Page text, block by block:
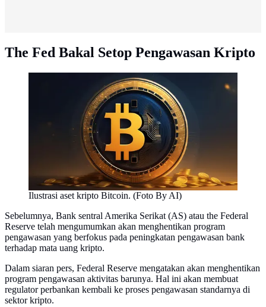
The Fed Bakal Setop Pengawasan Kripto
Ilustrasi aset kripto Bitcoin. (Foto By AI)
Sebelumnya, Bank sentral Amerika Serikat (AS) atau the Federal
Reserve telah mengumumkan akan menghentikan program
pengawasan yang berfokus pada peningkatan pengawasan bank
terhadap mata uang kripto.
Dalam siaran pers, Federal Reserve mengatakan akan menghentikan
program pengawasan aktivitas barunya. Hal ini akan membuat
regulator perbankan kembali ke proses pengawasan standarnya di
sektor kripto.